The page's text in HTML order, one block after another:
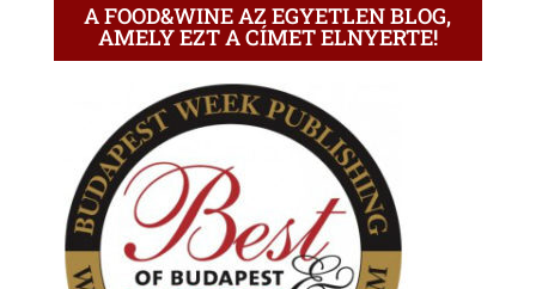
A FOOD&WINE AZ EGYETLEN BLOG,
AMELY EZT A CÍMET ELNYERTE!